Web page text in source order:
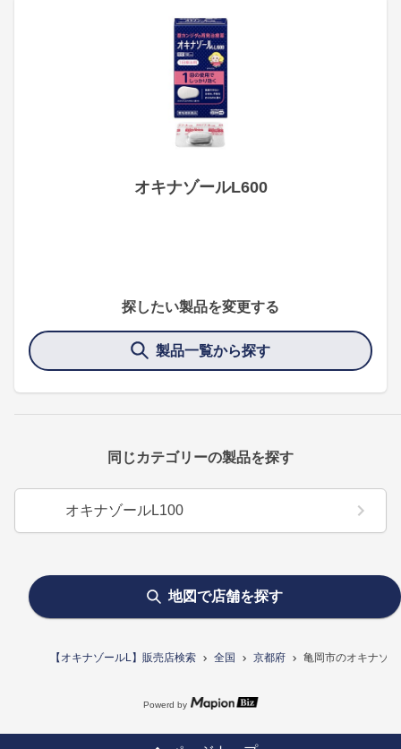
【オキナゾールL】販売店検索 全国 京都府 亀岡市のオキナゾ
オキナゾールL600
探したい製品を変更する
製品一覧から探す
同じカテゴリーの製品を探す
オキナゾールL100
地図で店舗を探す
Powerd by